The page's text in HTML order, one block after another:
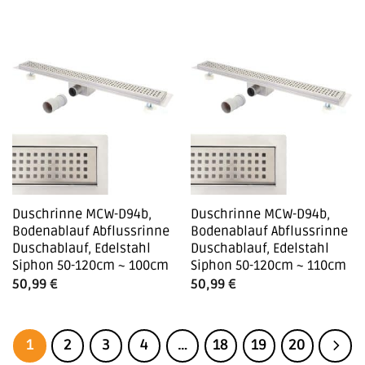
Duschrinne MCW-D94b,
Bodenablauf Abflussrinne
Duschablauf, Edelstahl
Siphon 50-120cm ~ 100cm
50,99 €
Duschrinne MCW-D94b,
Bodenablauf Abflussrinne
Duschablauf, Edelstahl
Siphon 50-120cm ~ 110cm
50,99 €
1 2 3 4 … 18 19 20